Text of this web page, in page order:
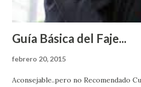
Guía Básica del Faje...
febrero 20, 2015
Aconsejable..pero no Recomendado